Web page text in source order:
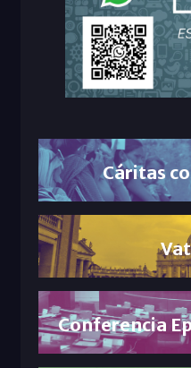
Cáritas
Conferencia